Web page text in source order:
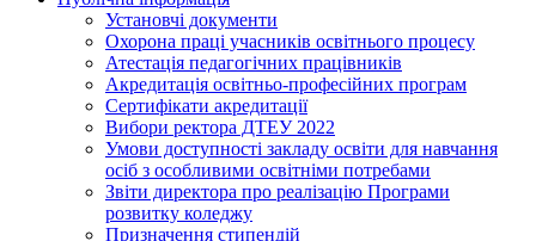
Установчі документи
Охорона праці учасників освітнього процесу
Атестація педагогічних працівників
Акредитація освітньо-професійних програм
Сертифікати акредитації
Вибори ректора ДТЕУ 2022
Умови доступності закладу освіти для навчання
осіб з особливими освітніми потребами
Звіти директора про реалізацію Програми
розвитку коледжу
Призначення стипендій